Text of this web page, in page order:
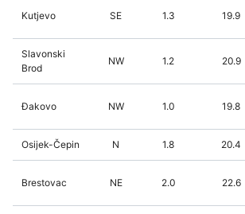
Kutjevo SE 1.3 19.9
Slavonski
Brod
NW 1.2 20.9
Đakovo NW 1.0 19.8
Osijek-Čepin N 1.8 20.4
Brestovac NE 2.0 22.6